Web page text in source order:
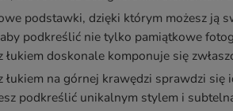
podstawki, dzięki którym możesz ją
podkreślić nie tylko pamiątkowe
doskonale komponuje się
na górnej krawędzi sprawdzi
podkreślić unikalnym stylem i